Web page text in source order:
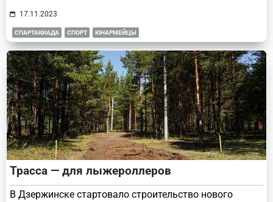
17.11.2023
СПАРТАКИАДА СПОРТ ЮНАРМЕЙЦЫ
Трасса — для лыжероллеров
В Дзержинске стартовало строительство нового